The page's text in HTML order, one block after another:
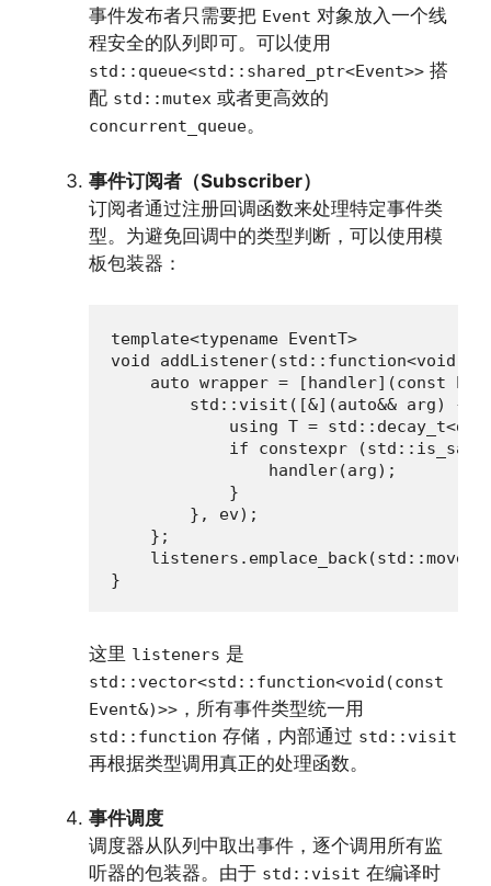
事件发布者只需要把 Event 对象放入一个线
程安全的队列即可。可以使用
std::queue<std::shared_ptr<Event>> 搭
配 std::mutex 或者更高效的
concurrent_queue。
事件订阅者（Subscriber）
订阅者通过注册回调函数来处理特定事件类
型。为避免回调中的类型判断，可以使用模
板包装器：
template<typename EventT>
void
auto wrapper = [handler](const
        std::visit([&](auto&& arg) {
using T =
if constexpr
                handler(arg);
            }
        }, ev);
    };
}
这里 listeners 是
std::vector<std::function<void(const
Event&)>> ，所有事件类型统一用
std::function 存储，内部通过 std::visit
再根据类型调用真正的处理函数。
事件调度
调度器从队列中取出事件，逐个调用所有监
听器的包装器。由于 std::visit 在编译时